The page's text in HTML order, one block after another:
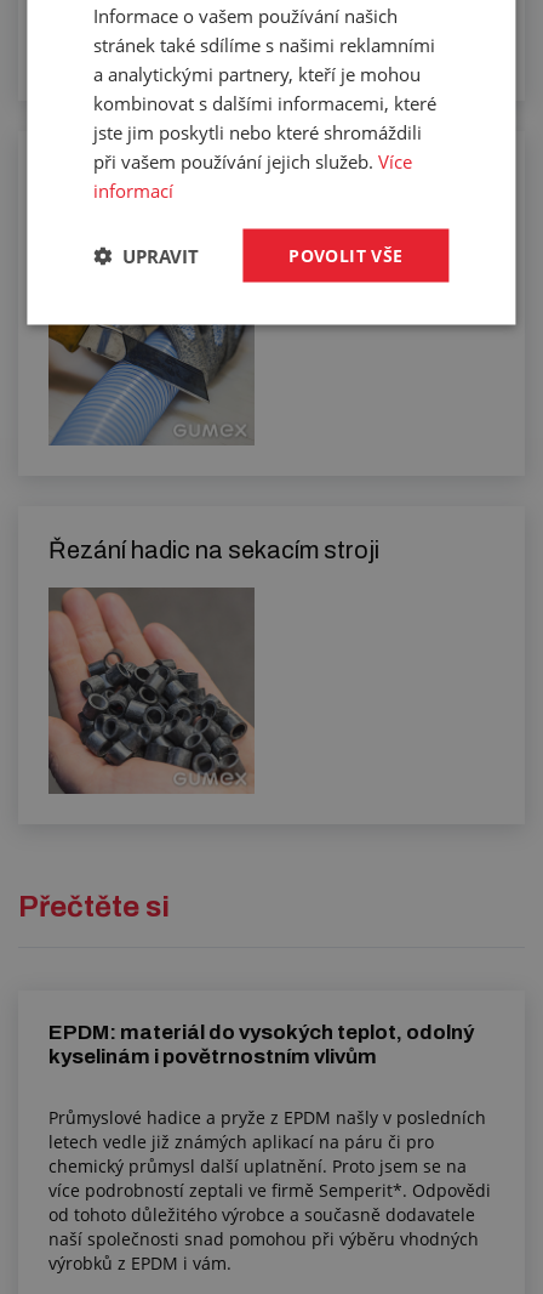
Manuální řezání hadic na požadovanou
délku
Řezání hadic na sekacím stroji
Přečtěte si
EPDM: materiál do vysokých teplot, odolný
kyselinám i povětrnostním vlivům
Průmyslové hadice a pryže z EPDM našly v posledních
letech vedle již známých aplikací na páru či pro
chemický průmysl další uplatnění. Proto jsem se na
více podrobností zeptali ve firmě Semperit*. Odpovědi
od tohoto důležitého výrobce a současně dodavatele
naší společnosti snad pomohou při výběru vhodných
výrobků z EPDM i vám.
Informace o vašem používání našich
stránek také sdílíme s našimi reklamními
a analytickými partnery, kteří je mohou
kombinovat s dalšími informacemi, které
jste jim poskytli nebo které shromáždili
při vašem používání jejich služeb.Více
informací
POVOLIT VŠE
UPRAVIT